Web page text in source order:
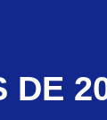
DE